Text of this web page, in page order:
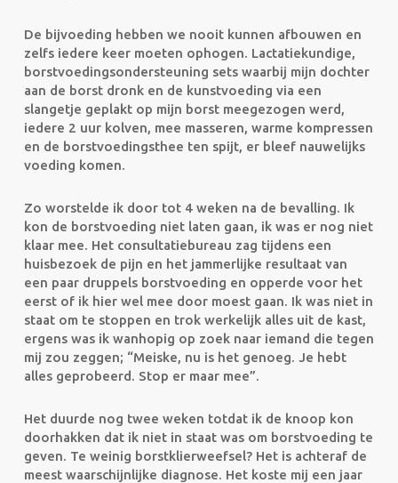
De bijvoeding hebben we nooit kunnen afbouwen en
zelfs iedere keer moeten ophogen. Lactatiekundige,
borstvoedingsondersteuning sets waarbij mijn dochter
aan de borst dronk en de kunstvoeding via een
slangetje geplakt op mijn borst meegezogen werd,
iedere 2 uur kolven, mee masseren, warme kompressen
en de borstvoedingsthee ten spijt, er bleef nauwelijks
voeding komen.
Zo worstelde ik door tot 4 weken na de bevalling. Ik
kon de borstvoeding niet laten gaan, ik was er nog niet
klaar mee. Het consultatiebureau zag tijdens een
huisbezoek de pijn en het jammerlijke resultaat van
een paar druppels borstvoeding en opperde voor het
eerst of ik hier wel mee door moest gaan. Ik was niet in
staat om te stoppen en trok werkelijk alles uit de kast,
ergens was ik wanhopig op zoek naar iemand die tegen
mij zou zeggen; “Meiske, nu is het genoeg. Je hebt
alles geprobeerd. Stop er maar mee”.
Het duurde nog twee weken totdat ik de knoop kon
doorhakken dat ik niet in staat was om borstvoeding te
geven. Te weinig borstklierweefsel? Het is achteraf de
meest waarschijnlijke diagnose. Het koste mij een jaar